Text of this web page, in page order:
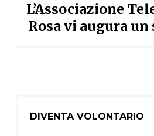
L’Associazione
Rosa vi augura
DIVENTA VOLONTARIO